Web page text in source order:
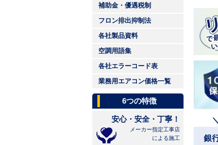
補助金・優遇税制
フロン排出抑制法
各社製品資料
空調用語集
各社エラーコード表
業務用エアコン価格一覧
6つの特徴
安心・安全・丁寧！
メーカー指定工事店
による施工
銀